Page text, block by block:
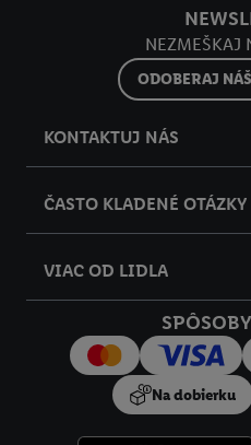
NEZMEŠKAJ
ODOBERAJ
KONTAKTUJ NÁS
ČASTO KLADENÉ OTÁZKY
VIAC OD LIDLA
Na dobierku